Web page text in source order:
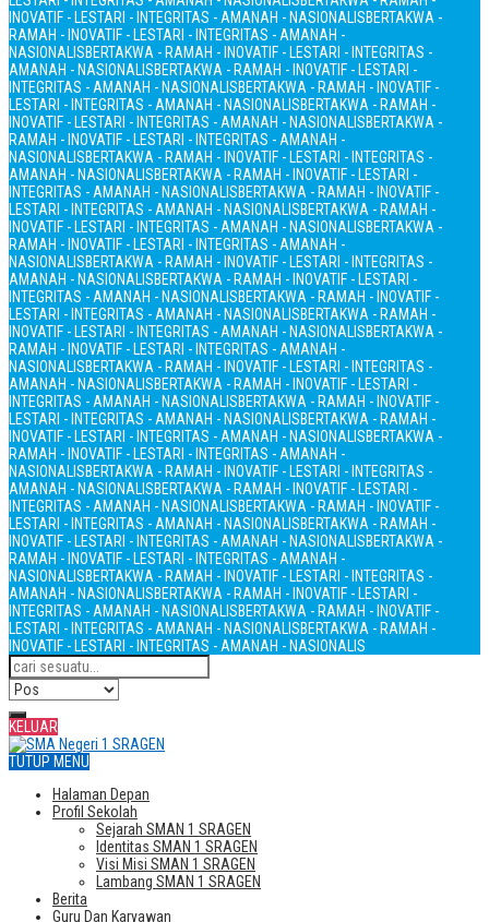
INOVATIF - LESTARI - INTEGRITAS - AMANAH - NASIONALISBERTAKWA -
RAMAH - INOVATIF - LESTARI - INTEGRITAS - AMANAH -
NASIONALISBERTAKWA - RAMAH - INOVATIF - LESTARI - INTEGRITAS -
AMANAH - NASIONALISBERTAKWA - RAMAH - INOVATIF - LESTARI -
INTEGRITAS - AMANAH - NASIONALISBERTAKWA - RAMAH - INOVATIF -
LESTARI - INTEGRITAS - AMANAH - NASIONALISBERTAKWA - RAMAH -
INOVATIF - LESTARI - INTEGRITAS - AMANAH - NASIONALISBERTAKWA -
RAMAH - INOVATIF - LESTARI - INTEGRITAS - AMANAH -
NASIONALISBERTAKWA - RAMAH - INOVATIF - LESTARI - INTEGRITAS -
AMANAH - NASIONALISBERTAKWA - RAMAH - INOVATIF - LESTARI -
INTEGRITAS - AMANAH - NASIONALISBERTAKWA - RAMAH - INOVATIF -
LESTARI - INTEGRITAS - AMANAH - NASIONALISBERTAKWA - RAMAH -
INOVATIF - LESTARI - INTEGRITAS - AMANAH - NASIONALISBERTAKWA -
RAMAH - INOVATIF - LESTARI - INTEGRITAS - AMANAH -
NASIONALISBERTAKWA - RAMAH - INOVATIF - LESTARI - INTEGRITAS -
AMANAH - NASIONALISBERTAKWA - RAMAH - INOVATIF - LESTARI -
INTEGRITAS - AMANAH - NASIONALISBERTAKWA - RAMAH - INOVATIF -
LESTARI - INTEGRITAS - AMANAH - NASIONALISBERTAKWA - RAMAH -
INOVATIF - LESTARI - INTEGRITAS - AMANAH - NASIONALISBERTAKWA -
RAMAH - INOVATIF - LESTARI - INTEGRITAS - AMANAH -
NASIONALISBERTAKWA - RAMAH - INOVATIF - LESTARI - INTEGRITAS -
AMANAH - NASIONALISBERTAKWA - RAMAH - INOVATIF - LESTARI -
INTEGRITAS - AMANAH - NASIONALISBERTAKWA - RAMAH - INOVATIF -
LESTARI - INTEGRITAS - AMANAH - NASIONALISBERTAKWA - RAMAH -
INOVATIF - LESTARI - INTEGRITAS - AMANAH - NASIONALISBERTAKWA -
RAMAH - INOVATIF - LESTARI - INTEGRITAS - AMANAH -
NASIONALISBERTAKWA - RAMAH - INOVATIF - LESTARI - INTEGRITAS -
AMANAH - NASIONALISBERTAKWA - RAMAH - INOVATIF - LESTARI -
INTEGRITAS - AMANAH - NASIONALISBERTAKWA - RAMAH - INOVATIF -
LESTARI - INTEGRITAS - AMANAH - NASIONALISBERTAKWA - RAMAH -
INOVATIF - LESTARI - INTEGRITAS - AMANAH - NASIONALISBERTAKWA -
RAMAH - INOVATIF - LESTARI - INTEGRITAS - AMANAH -
NASIONALISBERTAKWA - RAMAH - INOVATIF - LESTARI - INTEGRITAS -
AMANAH - NASIONALISBERTAKWA - RAMAH - INOVATIF - LESTARI -
INTEGRITAS - AMANAH - NASIONALISBERTAKWA - RAMAH - INOVATIF -
LESTARI - INTEGRITAS - AMANAH - NASIONALISBERTAKWA - RAMAH -
INOVATIF - LESTARI - INTEGRITAS - AMANAH - NASIONALIS
KELUAR
TUTUP MENU
Halaman Depan
Profil Sekolah
Sejarah SMAN 1 SRAGEN
Identitas SMAN 1 SRAGEN
Visi Misi SMAN 1 SRAGEN
Lambang SMAN 1 SRAGEN
Berita
Guru Dan Karyawan